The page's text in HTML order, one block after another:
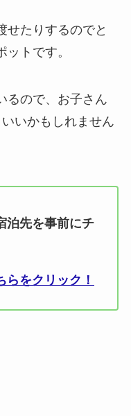
せたりするのでと
トです。
るので、お子さん
いかもしれません
泊先を事前にチ
をクリック！